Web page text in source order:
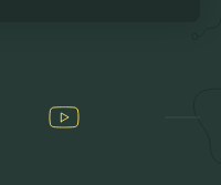
Instagram